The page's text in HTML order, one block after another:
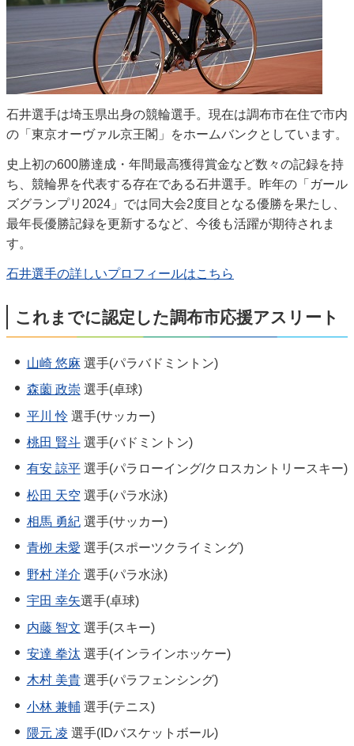
石井選手は埼玉県出身の競輪選手。現在は調布市在住で市内
の「東京オーヴァル京王閣」をホームバンクとしています。
史上初の600勝達成・年間最高獲得賞金など数々の記録を持
ち、競輪界を代表する存在である石井選手。昨年の「ガール
ズグランプリ2024」では同大会2度目となる優勝を果たし、
最年長優勝記録を更新するなど、今後も活躍が期待されま
す。
石井選手の詳しいプロフィールはこちら
これまでに認定した調布市応援アスリート
山崎 悠麻選手(パラバドミントン)
森薗 政崇選手(卓球)
平川 怜選手(サッカー)
桃田 賢斗選手(バドミントン)
有安 諒平選手(パラローイング/クロスカントリースキー)
松田 天空 選手(パラ水泳)
相馬 勇紀選手(サッカー)
青栁 未愛 選手(スポーツクライミング)
野村 洋介 選手(パラ水泳)
宇田 幸矢選手(卓球)
内藤 智文 選手(スキー)
安達 拳汰 選手(インラインホッケー)
木村 美貴選手(パラフェンシング)
小林 兼輔選手(テニス)
隈元 凌 選手(IDバスケットボール)